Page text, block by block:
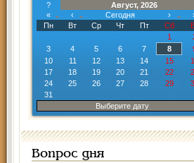
?
Август, 2026
«
‹ Сегодня ›
Пн
Вт Ср Чт Пт Сб
1
3
4 5 6 7 8
10
11 12 13 14 15
17
18 19 20 21 22
24
25 26 27 28 29
31
Выберите дату
Вопрос дня